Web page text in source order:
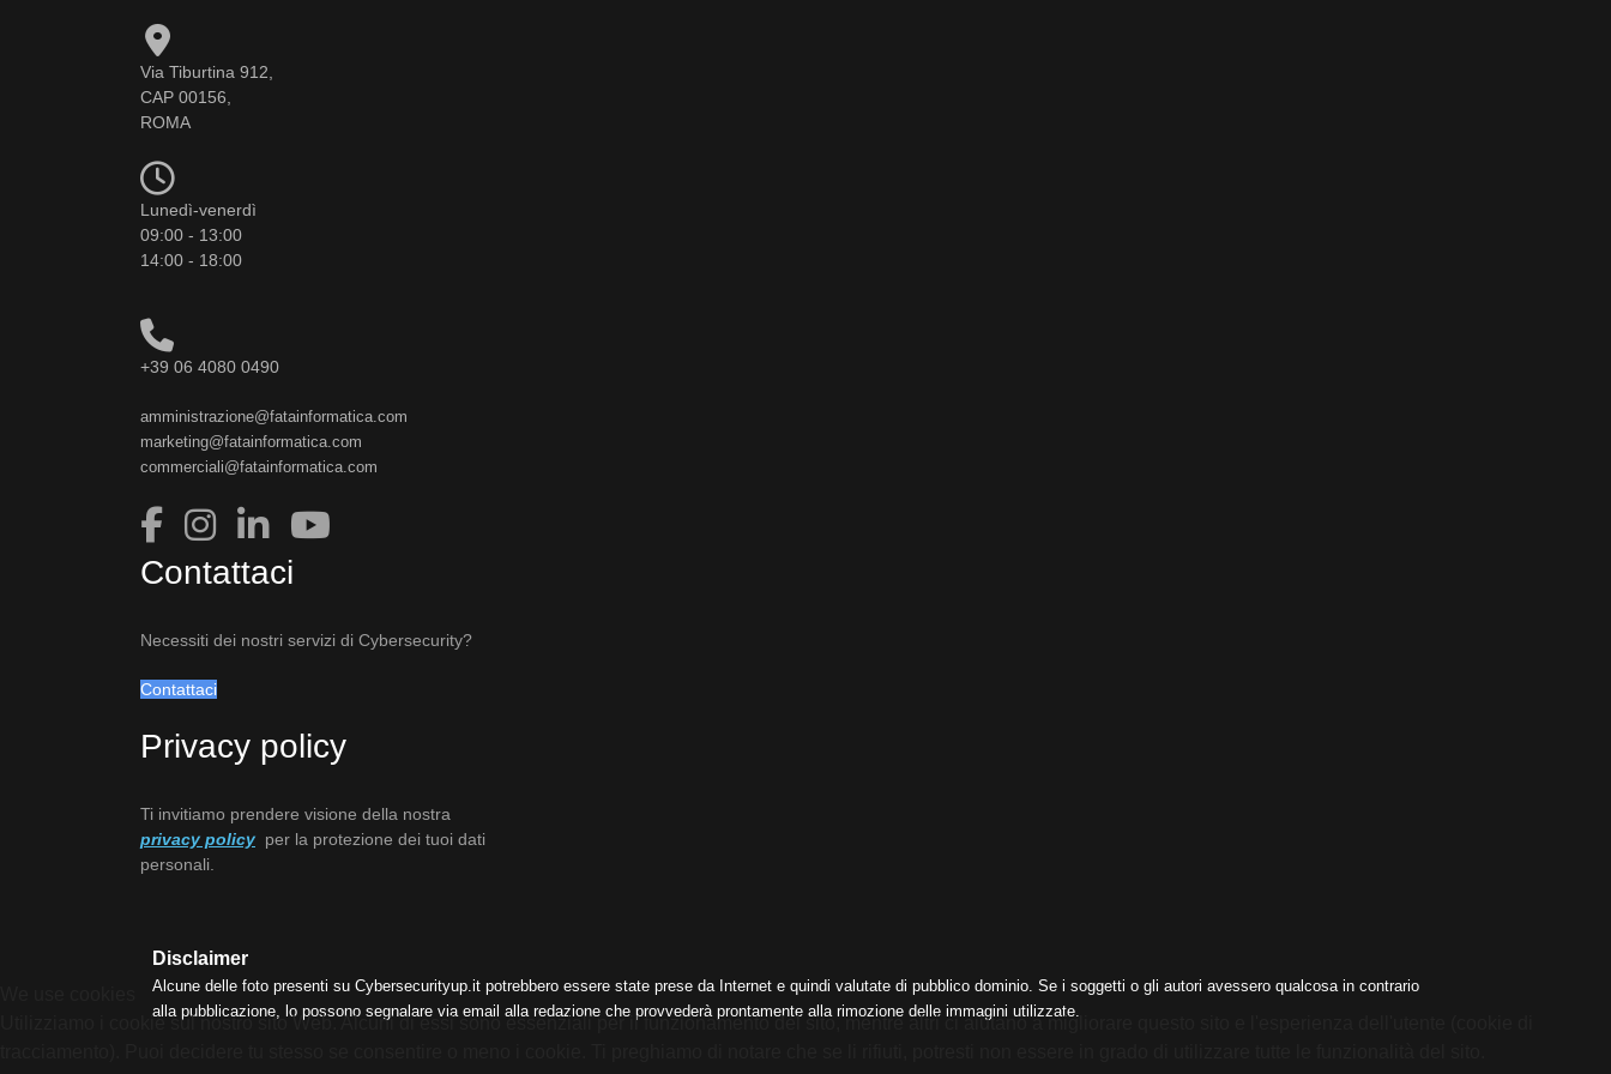
Via Tiburtina 912,
CAP 00156,
ROMA
Lunedì-venerdì
09:00 - 13:00
14:00 - 18:00
+39 06 4080 0490
amministrazione@fatainformatica.com
marketing@fatainformatica.com
commerciali@fatainformatica.com
Contattaci
Necessiti dei nostri servizi di Cybersecurity?
Contattaci
Privacy policy
Ti invitiamo prendere visione della nostra
privacy policy per la protezione dei tuoi dati
personali.
Disclaimer
Alcune delle foto presenti su Cybersecurityup.it potrebbero essere state prese da Internet e quindi valutate di pubblico dominio. Se i soggetti o gli autori avessero qualcosa in contrario
alla pubblicazione, lo possono segnalare via email alla redazione che provvederà prontamente alla rimozione delle immagini utilizzate.
Utilizziamo i cookie sul nostro sito Web. Alcuni di essi sono essenziali per il funzionamento del sito, mentre altri ci aiutano a migliorare questo sito e l'esperienza dell'utente (cookie di